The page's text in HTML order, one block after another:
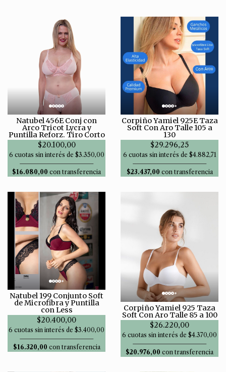
Natubel 456E Conj con
Arco Tricot Lycra y
Puntilla Reforz. Tiro Corto
$20.100,00
6 cuotas sin interés de $3.350,00
$16.080,00 con transferencia
Corpiño Yamiel 925E Taza
Soft Con Aro Talle 105 a
130
$29.296,25
6 cuotas sin interés de $4.882,71
$23.437,00 con transferencia
Natubel 199 Conjunto Soft
de Microfibra y Puntilla
con Less
$20.400,00
6 cuotas sin interés de $3.400,00
$16.320,00 con transferencia
Corpiño Yamiel 925 Taza
Soft Con Aro Talle 85 a 100
$26.220,00
6 cuotas sin interés de $4.370,00
$20.976,00 con transferencia